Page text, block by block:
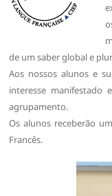
de um saber global e
Aos nossos alunos e
interesse
agrupamento.
Os alunos receberão
Francês.